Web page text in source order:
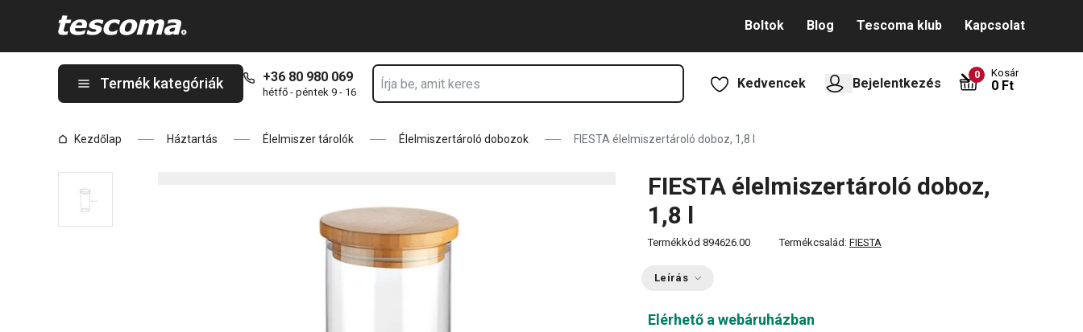
Boltok Blog Tescoma klub Kapcsolat
Termék kategóriák +36 80 980 069
hétfő - péntek 9 - 16
Kedvencek Bejelentkezés
0 Kosár
0 Ft
Kezdőlap Háztartás Élelmiszer tárolók Élelmiszertároló dobozok FIESTA élelmiszertároló doboz, 1,8 l
FIESTA élelmiszertároló doboz,
1,8 l
Termékkód 894626.00 Termékcsalád: FIESTA
Leírás
Elérhető a webáruházban